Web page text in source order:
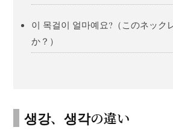
이 목걸이 얼마예요?（このネック
か？）
생강、생각の違い